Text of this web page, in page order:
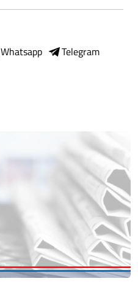
Whatsapp
Telegram